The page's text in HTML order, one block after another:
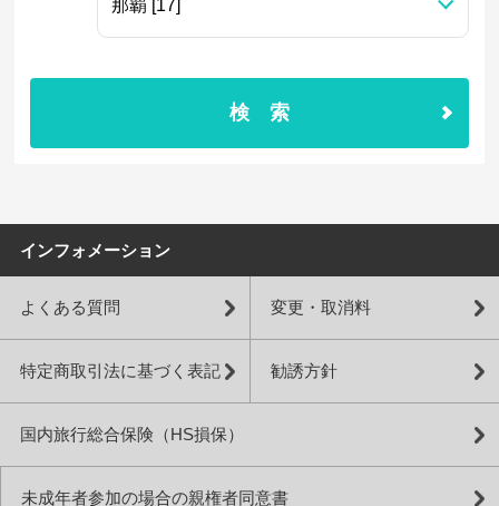
検索
インフォメーション
よくある質問 変更・取消料
特定商取引法に基づく表記 勧誘方針
国内旅行総合保険（HS損保）
未成年者参加の場合の親権者同意書